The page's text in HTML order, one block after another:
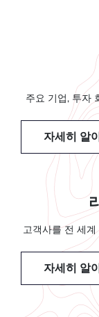
주요 기업, 투자
자세히 알
고객사를 전 세
자세히 알